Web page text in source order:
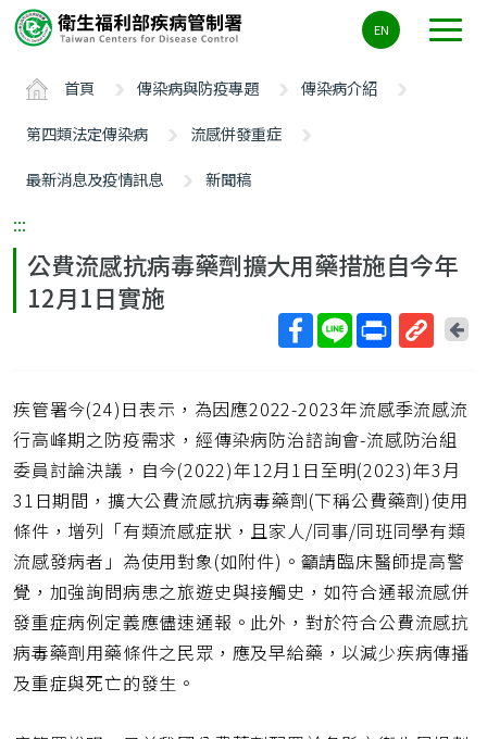
要
ALT+C
EN
首頁 傳染病與防疫專題
傳染病介紹
第四類法定傳染病
流感併發重症
最新消息及疫情訊息
新聞稿
:::
公費流感抗病毒藥劑擴大用藥措施自今年
12月1日實施
短
網
址
回
疾管署今(24)日表示，為因應2022-2023年流感季流感流
行高峰期之防疫需求，經傳染病防治諮詢會-流感防治組
委員討論決議，自今(2022)年12月1日至明(2023)年3月
31日期間，擴大公費流感抗病毒藥劑(下稱公費藥劑)使用
條件，增列「有類流感症狀，且家人/同事/同班同學有類
流感發病者」為使用對象(如附件)。籲請臨床醫師提高警
覺，加強詢問病患之旅遊史與接觸史，如符合通報流感併
發重症病例定義應儘速通報。此外，對於符合公費流感抗
病毒藥劑用藥條件之民眾，應及早給藥，以減少疾病傳播
及重症與死亡的發生。